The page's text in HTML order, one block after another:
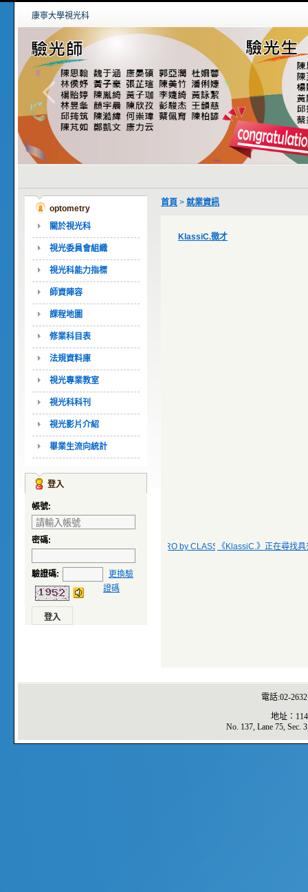
康寧大學視光科
optometry
關於視光科
視光委員會組織
視光科能力指標
師資陣容
課程地圖
修業科目表
法規資料庫
視光專業教室
視光科科刊
視光影片介紹
畢業生流向統計
登入
帳號:
密碼:
驗證碼:
更換驗
證碼
首頁 > 就業資訊
KlassiC.徵才
KlassiC.徵才 FUTURO RETRO by CLASSICO 徵才資訊
《KlassiC.》正在尋找具
電話:02-
地址：
No. 137, Lane 75, Sec.